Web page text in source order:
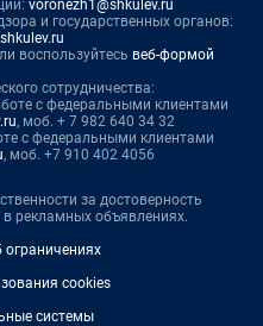
voronezh1@shkulev.ru
и государственных органов:
воспользуйтесь веб-формой
сотрудничества:
с федеральными клиентами
, моб. + 7 982 640 34 32
с федеральными клиентами
, моб. +7 910 402 4056
за достоверность
рекламных объявлениях.
cookies
системы